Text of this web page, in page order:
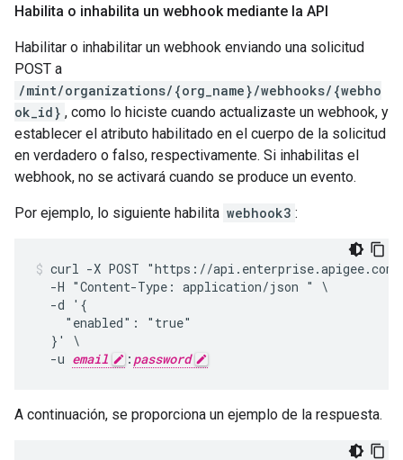
Habilita o inhabilita un webhook mediante la API
Habilitar o inhabilitar un webhook enviando una solicitud
POST a
/mint/organizations/{org_name}/webhooks/{webho
ok_id} , como lo hiciste cuando actualizaste un webhook, y
establecer el atributo habilitado en el cuerpo de la solicitud
en verdadero o falso, respectivamente. Si inhabilitas el
webhook, no se activará cuando se produce un evento.
Por ejemplo, lo siguiente habilita webhook3 :
curl -X POST "https://api.enterprise.apigee.com/
  -H "Content-Type: application/json " \
  -d '{
    "enabled": "true"
  }' \
  -u
email : password
A continuación, se proporciona un ejemplo de la respuesta.